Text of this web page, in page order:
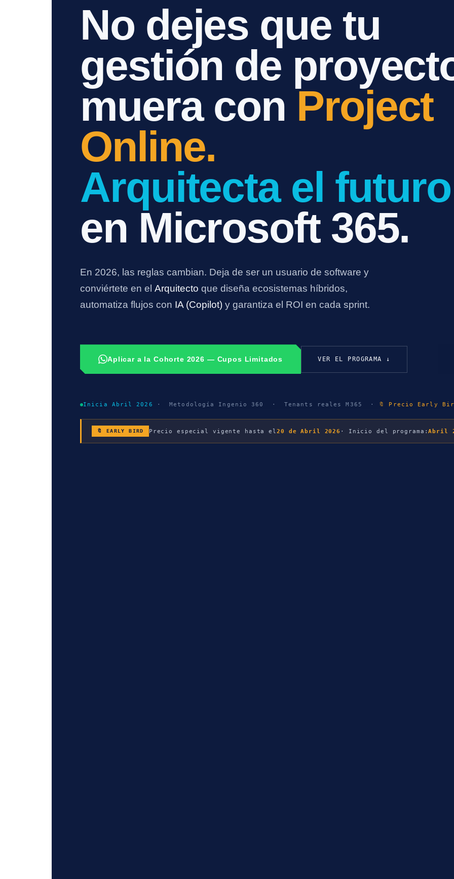
No dejes que tu
gestión de
muera con Project
Online.
Arquitecta el futuro
en Microsoft 365.
En 2026, las reglas cambian. Deja de ser un usuario de software y
conviértete en el Arquitecto que diseña ecosistemas híbridos,
automatiza flujos con IA (Copilot) y garantiza el ROI en cada sprint.
Aplicar a la Cohorte 2026 — Cupos Limitados VER EL PROGRAMA ↓
Inicia Abril 2026 · Metodología Ingenio 360 · Tenants reales M365 · 🔖 Precio Early
🔖 EARLY BIRD Precio especial vigente hasta el20 de Abril 2026 · Inicio del programa:Abril